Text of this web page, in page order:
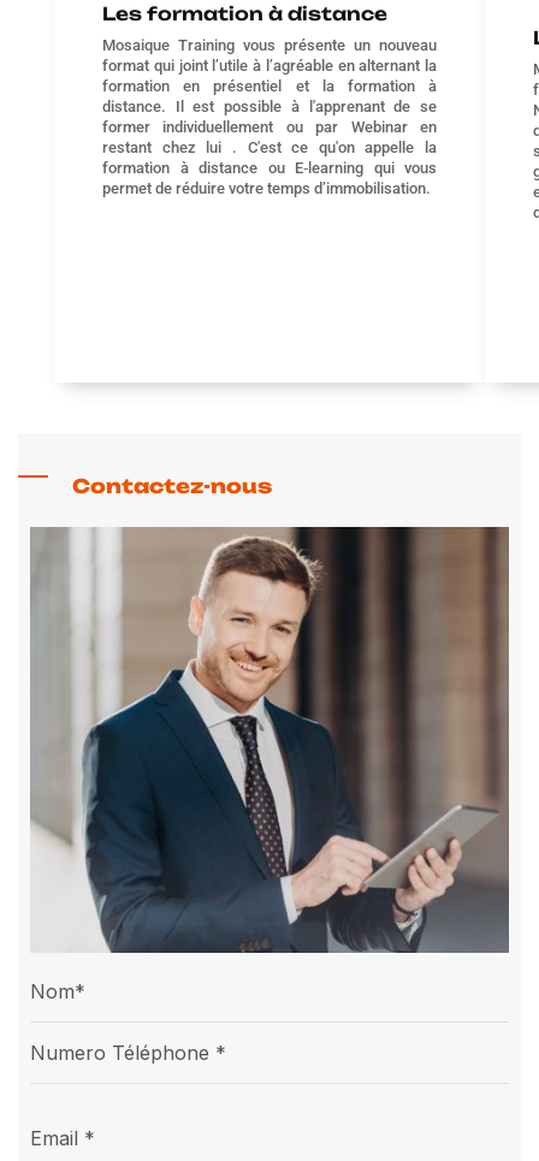
Les formation à distance
Mosaique Training vous présente un nouveau
format qui joint l’utile à l’agréable en alternant la
formation en présentiel et la formation à
distance. Il est possible à l'apprenant de se
former individuellement ou par Webinar en
restant chez lui . C'est ce qu'on appelle la
formation à distance ou E‐learning qui vous
permet de réduire votre temps d’immobilisation.
Contactez-nous